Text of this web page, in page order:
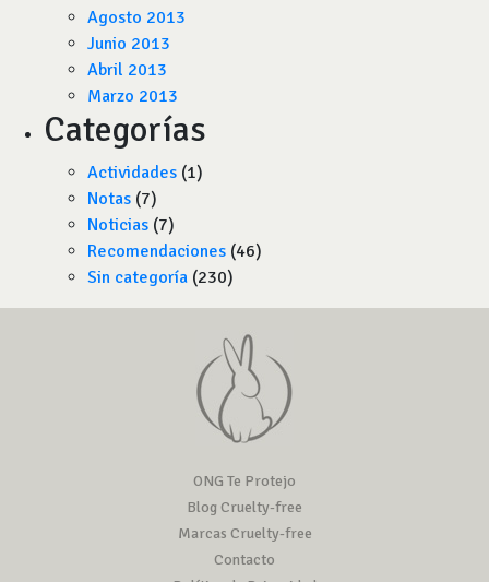
Agosto 2013
Junio 2013
Abril 2013
Marzo 2013
Categorías
Actividades (1)
Notas (7)
Noticias (7)
Recomendaciones (46)
Sin categoría (230)
ONG Te Protejo
Blog Cruelty-free
Marcas Cruelty-free
Contacto